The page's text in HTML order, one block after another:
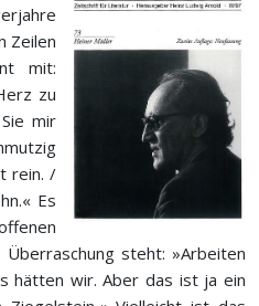
Zeilen
mit:
zu
mir
rein. /
Es
steht: »Arbeiten
hätten wir. Aber das ist ja ein